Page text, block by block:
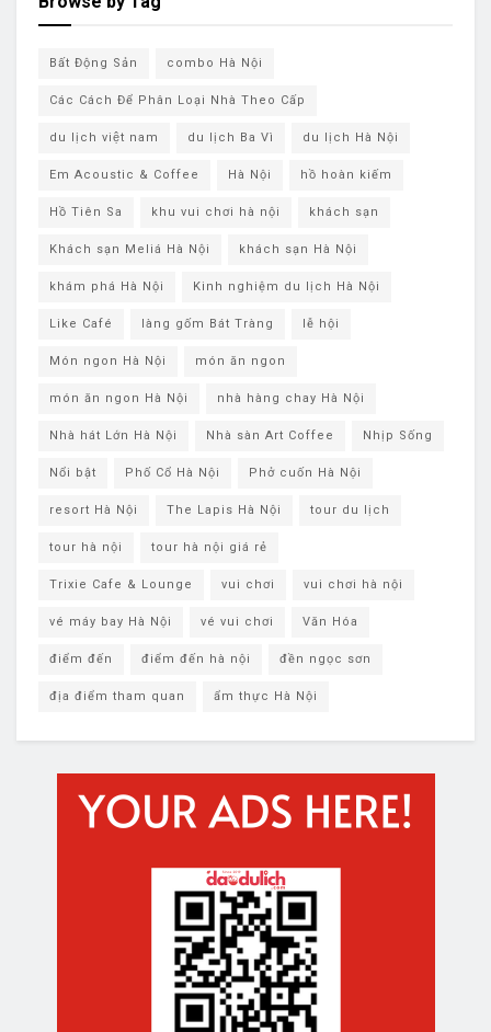
Bất Động Sản combo Hà Nội
Các Cách Để Phân Loại Nhà Theo Cấp
du lịch việt nam du lịch Ba Vì du lịch ​Hà Nội
Em Acoustic & Coffee Hà Nội hồ hoàn kiếm
Hồ Tiên Sa khu vui chơi hà nội khách sạn
Khách sạn Meliá Hà Nội khách sạn ​Hà Nội
khám phá ​Hà Nội Kinh nghiệm du lịch Hà Nội
Like Café làng gốm Bát Tràng lễ hội
Món ngon Hà Nội món ăn ngon
món ăn ngon Hà Nội nhà hàng chay Hà Nội
Nhà hát Lớn Hà Nội Nhà sàn Art Coffee Nhịp Sống
Nổi bật Phố Cổ Hà Nội Phở cuốn Hà Nội
resort Hà Nội The Lapis Hà Nội tour du lịch
tour hà nội tour hà nội giá rẻ
Trixie Cafe & Lounge vui chơi vui chơi hà nội
vé máy bay Hà Nội vé vui chơi Văn Hóa
điểm đến điểm đến hà nội đền ngọc sơn
địa điểm tham quan ẩm thực Hà Nội